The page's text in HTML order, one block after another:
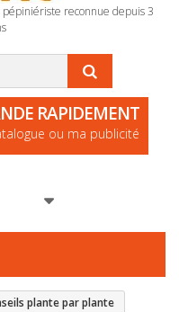
reconnue depuis 3
RAPIDEMENT
ou ma publicité
plante par plante